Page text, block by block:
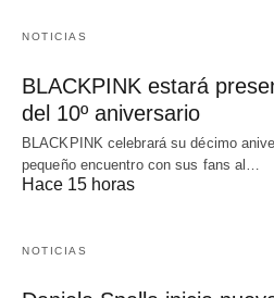
NOTICIAS
BLACKPINK estará
del 10º aniversario
BLACKPINK celebrará su décimo
pequeño encuentro con sus fans al…
Hace 15 horas
NOTICIAS